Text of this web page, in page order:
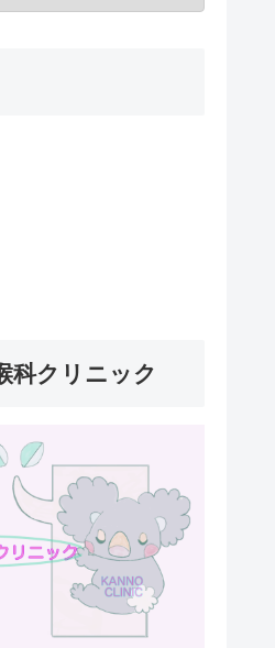
科クリニック